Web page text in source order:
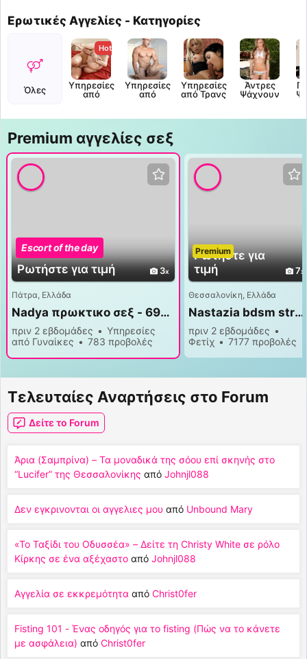
Ερωτικές Αγγελίες - Κατηγορίες
Όλες
Hot
Υπηρεσίες
από
Υπηρεσίες
από
Υπηρεσίες
από Τρανς
Άντρες
Ψάχνουν
Premium αγγελίες σεξ
Ρωτήστε για τιμή 3
Premium
Escort of the day
Πάτρα, Ελλάδα
Nadya πρωκτικο σεξ - 6970435906
πριν 2 εβδομάδες
Υπηρεσίες
από Γυναίκες
783 προβολές
Ρωτήστε για
τιμή
7
Premium
Θεσσαλονίκη, Ελλάδα
Nastazia bdsm strapon αυταρχικά
πριν 2 εβδομάδες
Φετίχ
7177 προβολές
Τελευταίες Αναρτήσεις στο Forum
Δείτε το Forum
Άρια (Σαμπρίνα) – Τα μοναδικά της σόου επί σκηνής στο
“Lucifer” της Θεσσαλονίκης από Johnjl088
Δεν εγκρινονται οι αγγελιες μου από Unbound Mary
«Το Ταξίδι του Οδυσσέα» – Δείτε τη Christy White σε ρόλο
Κίρκης σε ένα αξέχαστο από Johnjl088
Αγγελία σε εκκρεμότητα από Christ0fer
Fisting 101 - Ένας οδηγός για το fisting (Πώς να το κάνετε
με ασφάλεια) από Christ0fer